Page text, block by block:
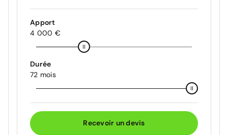
Apport
4 000 €
Durée
72 mois
Recevoir un devis